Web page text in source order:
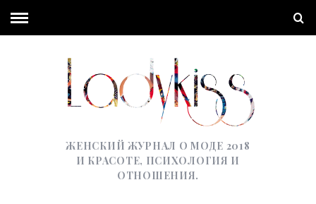
ЖЕНСКИЙ ЖУРНАЛ О МОДЕ 2018
И КРАСОТЕ, ПСИХОЛОГИЯ И
ОТНОШЕНИЯ.